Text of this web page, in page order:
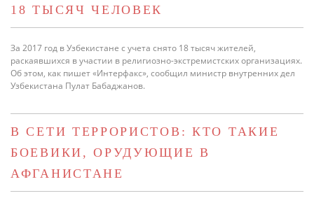
18 ТЫСЯЧ ЧЕЛОВЕК
За 2017 год в Узбекистане с учета снято 18 тысяч жителей,
раскаявшихся в участии в религиозно-экстремистских организациях.
Об этом, как пишет «Интерфакс», сообщил министр внутренних дел
Узбекистана Пулат Бабаджанов.
В СЕТИ ТЕРРОРИСТОВ: КТО ТАКИЕ
БОЕВИКИ, ОРУДУЮЩИЕ В
АФГАНИСТАНЕ